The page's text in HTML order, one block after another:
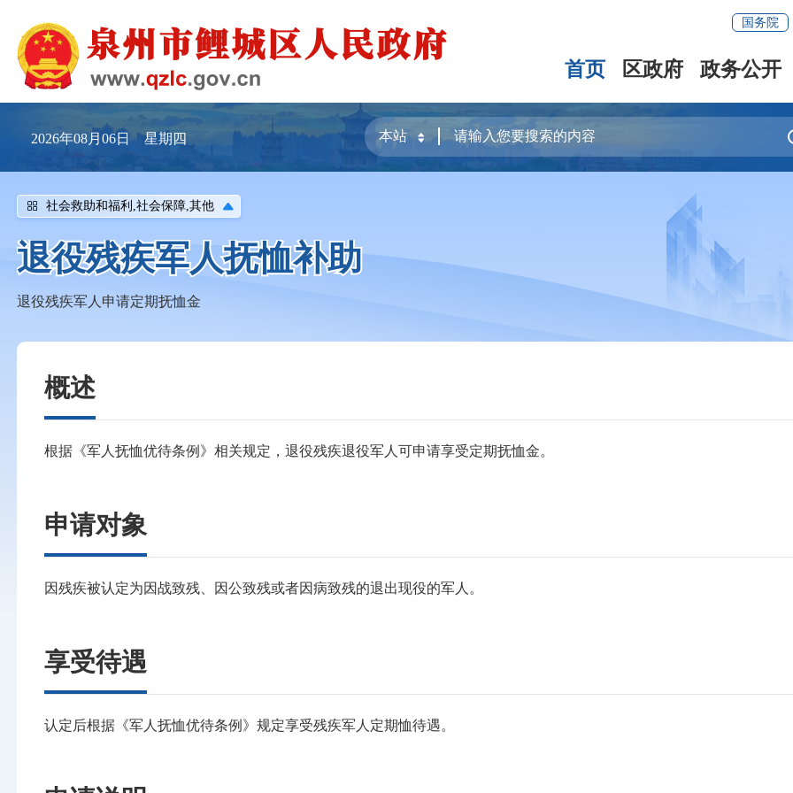
国务院
首页 区政府 政务公开
2026年08月06日 星期四
社会救助和福利,社会保障,其他
退役残疾军人抚恤补助
退役残疾军人申请定期抚恤金
概述
根据《军人抚恤优待条例》相关规定，退役残疾退役军人可申请享受定期抚恤金。
申请对象
因残疾被认定为因战致残、因公致残或者因病致残的退出现役的军人。
享受待遇
认定后根据《军人抚恤优待条例》规定享受残疾军人定期恤待遇。